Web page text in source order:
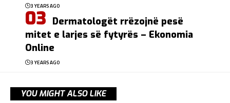
3 YEARS AGO
Dermatologët rrëzojnë pesë
mitet e larjes së fytyrës – Ekonomia
Online
3 YEARS AGO
YOU MIGHT ALSO LIKE